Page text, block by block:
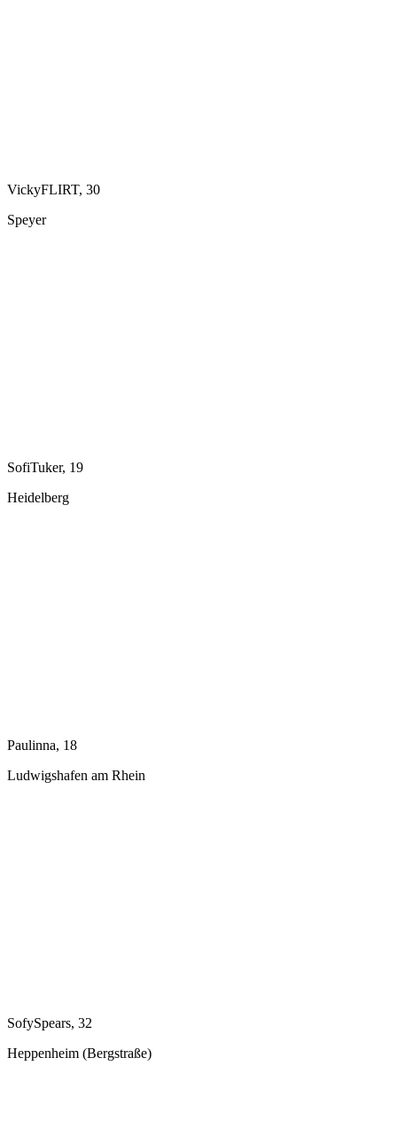
VickyFLIRT, 30
Speyer
SofiTuker, 19
Heidelberg
Paulinna, 18
Ludwigshafen am Rhein
SofySpears, 32
Heppenheim (Bergstraße)